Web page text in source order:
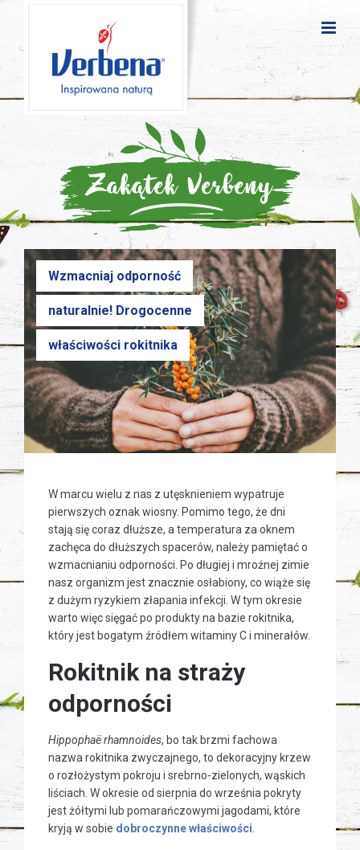
Wzmacniaj odporność
naturalnie! Drogocenne
właściwości rokitnika
W marcu wielu z nas z utęsknieniem wypatruje
pierwszych oznak wiosny. Pomimo tego, że dni
stają się coraz dłuższe, a temperatura za oknem
zachęca do dłuższych spacerów, należy pamiętać o
wzmacnianiu odporności. Po długiej i mroźnej zimie
nasz organizm jest znacznie osłabiony, co wiąże się
z dużym ryzykiem złapania infekcji. W tym okresie
warto więc sięgać po produkty na bazie rokitnika,
który jest bogatym źródłem witaminy C i minerałów.
Rokitnik na straży
odporności
Hippophaë rhamnoides, bo tak brzmi fachowa
nazwa rokitnika zwyczajnego, to dekoracyjny krzew
o rozłożystym pokroju i srebrno-zielonych, wąskich
liściach. W okresie od sierpnia do września pokryty
jest żółtymi lub pomarańczowymi jagodami, które
kryją w sobie dobroczynne właściwości